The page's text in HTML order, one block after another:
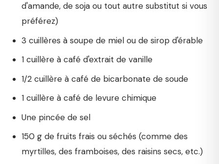
d'amande, de soja ou tout autre substitut si vous
préférez)
3 cuillères à soupe de miel ou de sirop d'érable
1 cuillère à café d'extrait de vanille
1/2 cuillère à café de bicarbonate de soude
1 cuillère à café de levure chimique
Une pincée de sel
150 g de fruits frais ou séchés (comme des
myrtilles, des framboises, des raisins secs, etc.)